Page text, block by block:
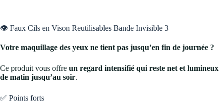
👁️ Faux Cils en Vison Reutilisables Bande Invisible 3
Votre maquillage des yeux ne tient pas jusqu’en fin de journée ?
Ce produit vous offre un regard intensifié qui reste net et lumineux
de matin jusqu’au soir.
✅ Points forts